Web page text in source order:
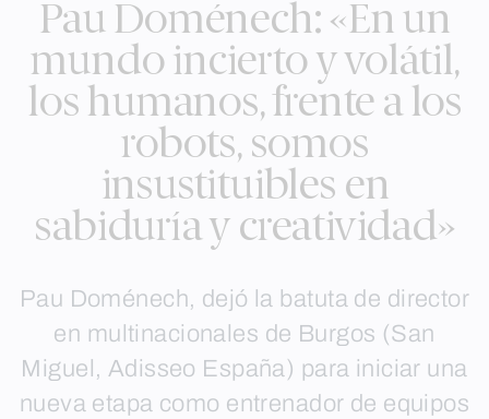
Pau Doménech: «En un
mundo incierto y volátil,
los humanos, frente a los
robots, somos
insustituibles en
sabiduría y creatividad»
Pau Doménech, dejó la batuta de director
en multinacionales de Burgos (San
Miguel, Adisseo España) para iniciar una
nueva etapa como entrenador de equipos